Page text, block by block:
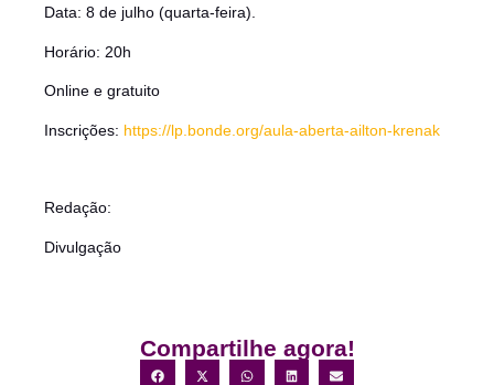
Data: 8 de julho (quarta-feira).
Horário: 20h
Online e gratuito
Inscrições: https://lp.bonde.org/aula-aberta-ailton-krenak
Redação:
Divulgação
Compartilhe agora!